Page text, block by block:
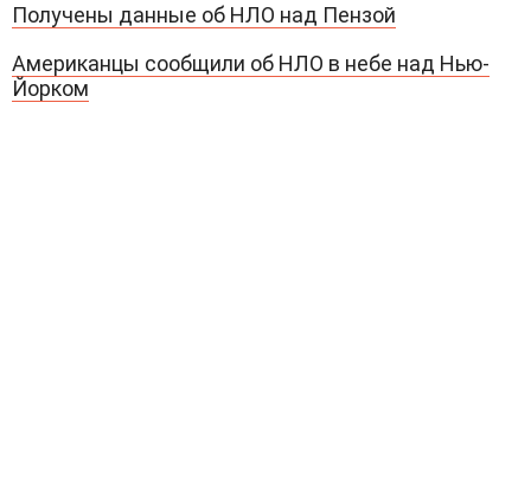
Получены данные об НЛО над Пензой
Американцы сообщили об НЛО в небе над Нью-
Йорком